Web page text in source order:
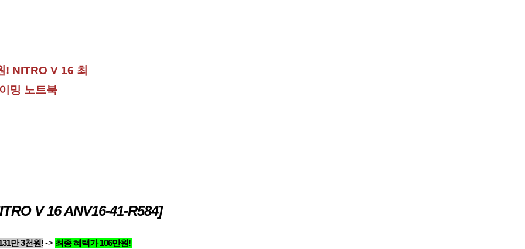
! NITRO V 16 최
밍 노트북
V 16 ANV16-41-R584]
만 3천원!-> 최종 혜택가 106만원!